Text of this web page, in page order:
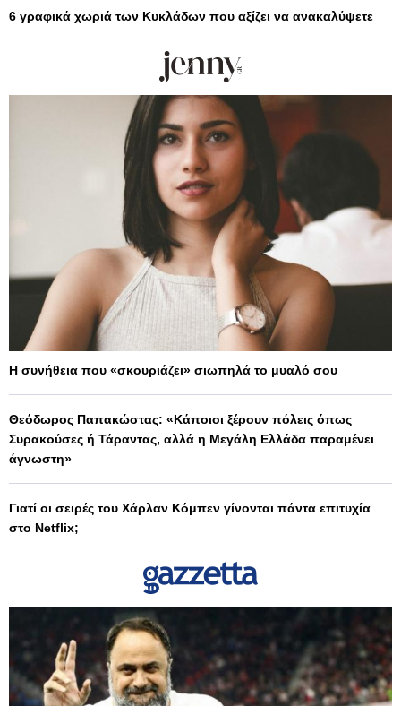
6 γραφικά χωριά των Κυκλάδων που αξίζει να ανακαλύψετε
Η συνήθεια που «σκουριάζει» σιωπηλά το μυαλό σου
Θεόδωρος Παπακώστας: «Κάποιοι ξέρουν πόλεις όπως
Συρακούσες ή Τάραντας, αλλά η Μεγάλη Ελλάδα παραμένει
άγνωστη»
Γιατί οι σειρές του Χάρλαν Κόμπεν γίνονται πάντα επιτυχία
στο Netflix;